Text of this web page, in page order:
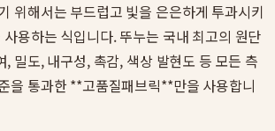
위해서는 부드럽고 빛을 은은하게 투과시키
용하는 식입니다. 뚜누는 국내 최고의 원단
, 밀도, 내구성, 촉감, 색상 발현도 등 모든 측
을 통과한 **고품질패브릭**만을 사용합니